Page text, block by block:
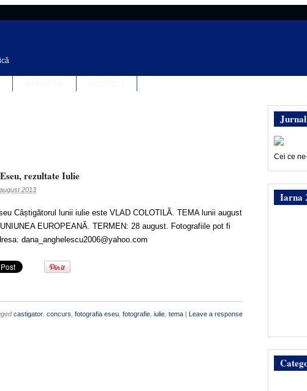
rezultate Iulie
2013
Câștigătorul lunii iulie este VLAD COLOTILĂ. TEMA lunii august
EUROPEANĂ. TERMEN: 28 august. Fotografiile pot fi
dana_anghelescu2006@yahoo.com
castigator concurs fotografia eseu fotografie iulie tema | Leave a response
Cei ce
Iarna